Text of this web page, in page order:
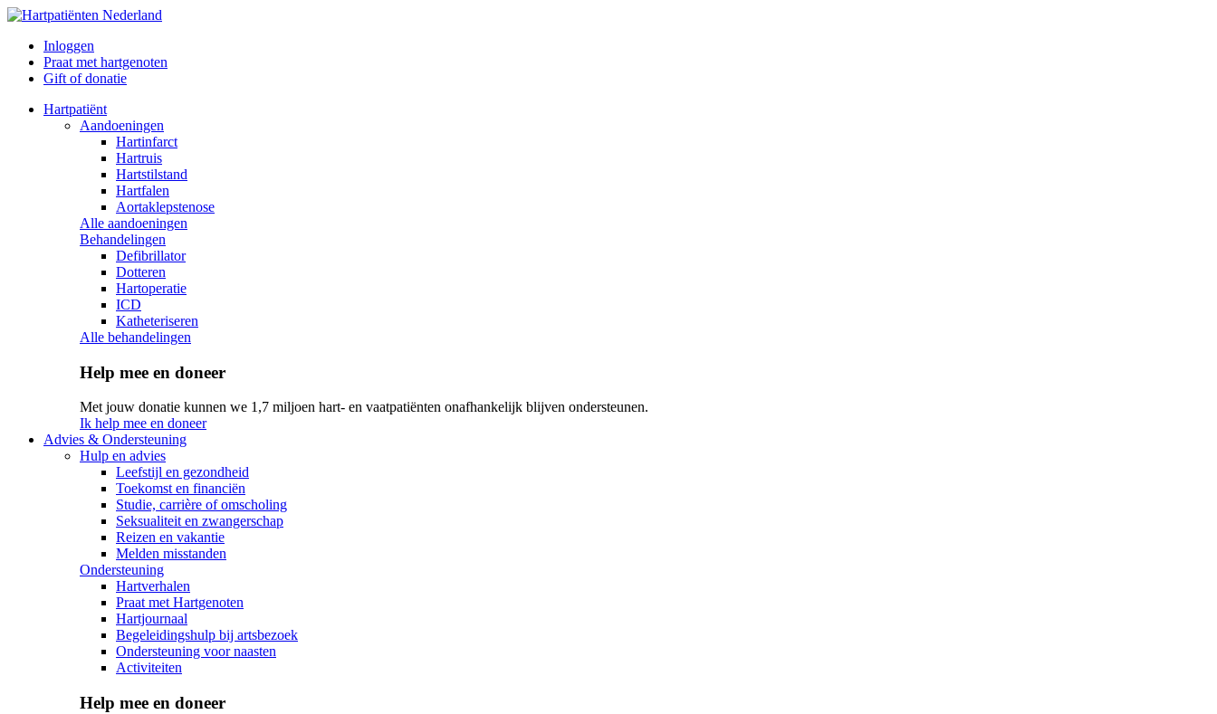
Inloggen
Praat met hartgenoten
Gift of donatie
Hartpatiënt
Aandoeningen
Hartinfarct
Hartruis
Hartstilstand
Hartfalen
Aortaklepstenose
Alle aandoeningen
Behandelingen
Defibrillator
Dotteren
Hartoperatie
ICD
Katheteriseren
Alle behandelingen
Help mee en doneer
Met jouw donatie kunnen we 1,7 miljoen hart- en vaatpatiënten onafhankelijk blijven ondersteunen.
Ik help mee en doneer
Advies & Ondersteuning
Hulp en advies
Leefstijl en gezondheid
Toekomst en financiën
Studie, carrière of omscholing
Seksualiteit en zwangerschap
Reizen en vakantie
Melden misstanden
Ondersteuning
Hartverhalen
Praat met Hartgenoten
Hartjournaal
Begeleidingshulp bij artsbezoek
Ondersteuning voor naasten
Activiteiten
Help mee en doneer